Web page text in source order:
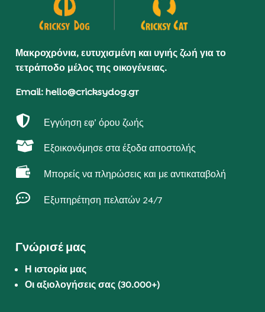
Μακροχρόνια, ευτυχισμένη και υγιής ζωή για το
τετράποδο μέλος της οικογένειας.
Email: hello@cricksydog.gr
 Εγγύηση εφ’ όρου ζωής
 Εξοικονόμησε στα έξοδα αποστολής
 Μπορείς να πληρώσεις και με αντικαταβολή
 Εξυπηρέτηση πελατών 24/7
Γνώρισέ μας
Η ιστορία μας
Οι αξιολογήσεις σας (30.000+)